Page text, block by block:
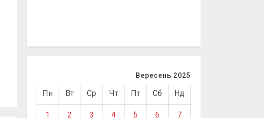
Вересень 2025
Пн Вт Ср Чт Пт Сб Нд
1 2 3 4 5 6 7